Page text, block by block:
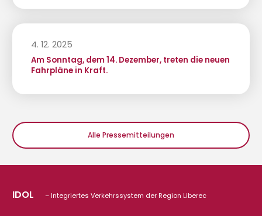
4. 12. 2025
Am Sonntag, dem 14. Dezember, treten die neuen
Fahrpläne in Kraft.
Alle Pressemitteilungen
IDOL – Integriertes Verkehrssystem der Region Liberec